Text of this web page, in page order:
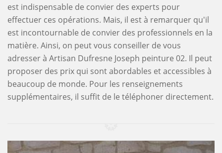
est indispensable de convier des experts pour
effectuer ces opérations. Mais, il est à remarquer qu'il
est incontournable de convier des professionnels en la
matière. Ainsi, on peut vous conseiller de vous
adresser à Artisan Dufresne Joseph peinture 02. Il peut
proposer des prix qui sont abordables et accessibles à
beaucoup de monde. Pour les renseignements
supplémentaires, il suffit de le téléphoner directement.